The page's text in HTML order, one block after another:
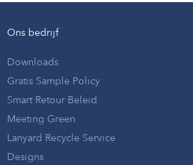
Ons bedrijf
Downloads
Gratis Sample Policy
Smart Retour Beleid
Meeting Green
Lanyard Recycle Service
Designs